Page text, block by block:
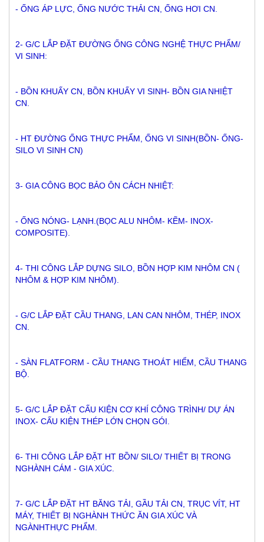
- ỐNG ÁP LỰC, ỐNG NƯỚC THẢI CN, ỐNG HƠI CN.
2- G/C LẮP ĐẶT ĐƯỜNG ỐNG CÔNG NGHỆ THỰC PHẨM/
VI SINH:
- BỒN KHUẤY CN, BỒN KHUẤY VI SINH- BỒN GIA NHIỆT
CN.
- HT ĐƯỜNG ỐNG THỰC PHẨM, ỐNG VI SINH(BỒN- ỐNG-
SILO VI SINH CN)
3- GIA CÔNG BỌC BẢO ÔN CÁCH NHIỆT:
- ỐNG NÓNG- LẠNH.(BỌC ALU NHÔM- KẼM- INOX-
COMPOSITE).
4- THI CÔNG LẮP DỰNG SILO, BỒN HỢP KIM NHÔM CN (
NHÔM & HỢP KIM NHÔM).
- G/C LẮP ĐẶT CẦU THANG, LAN CAN NHÔM, THÉP, INOX
CN.
- SÀN FLATFORM - CẦU THANG THOÁT HIỂM, CẦU THANG
BỘ.
5- G/C LẮP ĐẶT CẤU KIỆN CƠ KHÍ CÔNG TRÌNH/ DỰ ÁN
INOX- CẤU KIỆN THÉP LỚN CHỌN GÓI.
6- THI CÔNG LẮP ĐẶT HT BỒN/ SILO/ THIẾT BỊ TRONG
NGHÀNH CÁM - GIA XÚC.
7- G/C LẮP ĐẶT HT BĂNG TẢI, GẦU TẢI CN, TRỤC VÍT, HT
MÁY, THIẾT BỊ NGHÀNH THỨC ĂN GIA XÚC VÀ
NGÀNHTHỰC PHẨM.